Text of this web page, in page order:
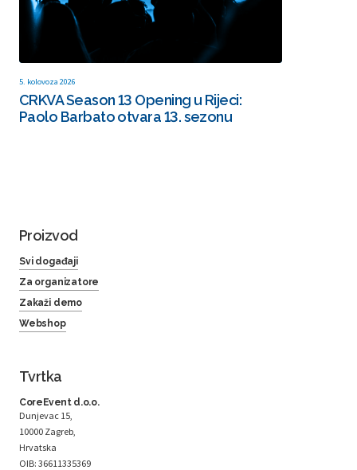
5. kolovoza 2026
CRKVA Season 13 Opening u Rijeci:
Paolo Barbato otvara 13. sezonu
Proizvod
Svi događaji
Za organizatore
Zakaži demo
Webshop
Tvrtka
CoreEvent d.o.o.
Dunjevac 15,
10000 Zagreb,
Hrvatska
OIB: 36611335369